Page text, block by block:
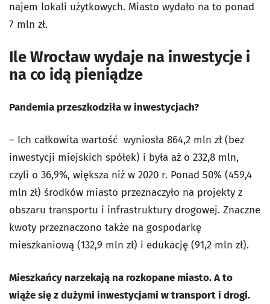
najem lokali użytkowych. Miasto wydało na to ponad
7 mln zł.
Ile Wrocław wydaje na inwestycje i
na co idą pieniądze
Pandemia przeszkodziła w inwestycjach?
– Ich całkowita wartość wyniosła 864,2 mln zł (bez
inwestycji miejskich spółek) i była aż o 232,8 mln,
czyli o 36,9%, większa niż w 2020 r. Ponad 50% (459,4
mln zł) środków miasto przeznaczyło na projekty z
obszaru transportu i infrastruktury drogowej. Znaczne
kwoty przeznaczono także na gospodarkę
mieszkaniową (132,9 mln zł) i edukację (91,2 mln zł).
Mieszkańcy narzekają na rozkopane miasto. A to
wiąże się z dużymi inwestycjami w transport i drogi.